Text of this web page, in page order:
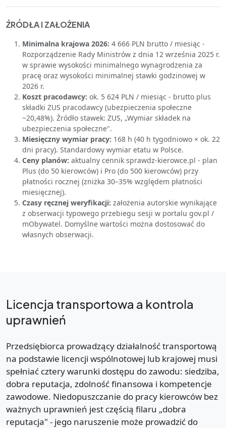
ŹRÓDŁA I ZAŁOŻENIA
Minimalna krajowa 2026: 4 666 PLN brutto / miesiąc -
Rozporządzenie Rady Ministrów z dnia 12 września 2025 r.
w sprawie wysokości minimalnego wynagrodzenia za
pracę oraz wysokości minimalnej stawki godzinowej w
2026 r.
Koszt pracodawcy: ok. 5 624 PLN / miesiąc - brutto plus
składki ZUS pracodawcy (ubezpieczenia społeczne
~20,48%). Źródło stawek: ZUS, „Wymiar składek na
ubezpieczenia społeczne".
Miesięczny wymiar pracy: 168 h (40 h tygodniowo × ok. 22
dni pracy). Standardowy wymiar etatu w Polsce.
Ceny planów: aktualny cennik sprawdz-kierowce.pl - plan
Plus (do 50 kierowców) i Pro (do 500 kierowców) przy
płatności rocznej (zniżka 30–35% względem płatności
miesięcznej).
Czasy ręcznej weryfikacji: założenia autorskie wynikające
z obserwacji typowego przebiegu sesji w portalu gov.pl /
mObywatel. Domyślne wartości można dostosować do
własnych obserwacji.
Licencja transportowa a kontrola
uprawnień
Przedsiębiorca prowadzący działalność transportową
na podstawie licencji wspólnotowej lub krajowej musi
spełniać cztery warunki dostępu do zawodu: siedziba,
dobra reputacja, zdolność finansowa i kompetencje
zawodowe. Niedopuszczanie do pracy kierowców bez
ważnych uprawnień jest częścią filaru „dobra
reputacja" - jego naruszenie może prowadzić do